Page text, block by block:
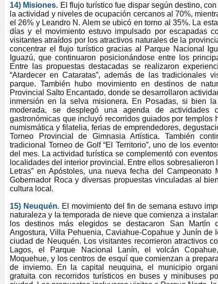
14) Misiones. El flujo turístico fue dispar según destino,
la actividad y niveles de ocupación cercanos al 70%,
el 26% y Leandro N. Alem se ubicó en torno al 35%. La
días y el movimiento estuvo impulsado por escapadas
visitantes atraídos por los atractivos naturales de la
concentrar el flujo turístico gracias al Parque Nacional
Iguazú, que continuaron posicionándose entre los
Entre las propuestas destacadas se realizaron
“Atardecer en Cataratas”, además de las tradicionales
parque. También hubo movimiento en destinos de
Provincial Salto Encantado, donde se desarrollaron
inmersión en la selva misionera. En Posadas, si bien
moderada, se desplegó una agenda de actividades
gastronómicas que incluyó recorridos guiados por templos
numismática y filatelia, ferias de emprendedores,
Torneo Provincial de Gimnasia Artística. También
tradicional Torneo de Golf “El Territorio”, uno de los
del mes. La actividad turística se complementó con
localidades del interior provincial. Entre ellos sobresalieron
Letras” en Apóstoles, una nueva fecha del Campeonato
Gobernador Roca y diversas propuestas vinculadas al
cultura local.
15) Neuquén. El movimiento del fin de semana estuvo
naturaleza y la temporada de nieve que comienza a
los destinos más elegidos se destacaron San
Angostura, Villa Pehuenia, Caviahue-Copahue y Junín de
ciudad de Neuquén. Los visitantes recorrieron atractivos
Lagos, el Parque Nacional Lanín, el volcán
Moquehue, y los centros de esquí que comienzan a
de invierno. En la capital neuquina, el municipio
gratuita con recorridos turísticos en buses y minibuses